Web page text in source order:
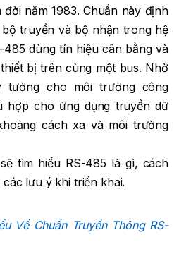
năm 1983. Chuẩn này định
truyền và bộ nhận trong hệ
dùng tín hiệu cân bằng và
bị trên cùng một bus. Nhờ
cho môi trường công
hợp cho ứng dụng truyền dữ
cách xa và môi trường
tìm hiểu RS-485 là gì, cách
lưu ý khi triển khai.
Về Chuẩn Truyền Thông RS-